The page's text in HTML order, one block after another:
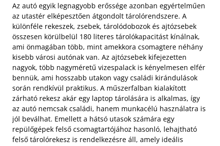
Az autó egyik legnagyobb erőssége azonban egyértelműen
az utastér elképesztően átgondolt tárolórendszere. A
különféle rekeszek, zsebek, tárolódobozok és ajtózsebek
összesen körülbelül 180 literes tárolókapacitást kínálnak,
ami önmagában több, mint amekkora csomagtere néhány
kisebb városi autónak van. Az ajtózsebek kifejezetten
nagyok, több nagyméretű vizespalack is kényelmesen elfér
bennük, ami hosszabb utakon vagy családi kirándulások
során rendkívül praktikus. A műszerfalban kialakított
zárható rekesz akár egy laptop tárolására is alkalmas, így
az autó nemcsak családi, hanem munkacélú használatra is
jól beválhat. Emellett a hátsó utasok számára egy
repülőgépek felső csomagtartójához hasonló, lehajtható
felső tárolórekesz is rendelkezésre áll, amely ideális